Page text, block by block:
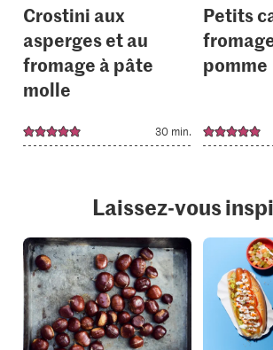
Crostini aux
asperges et au
fromage à pâte
molle
30 min.
Petits
pomme
Laissez-vous